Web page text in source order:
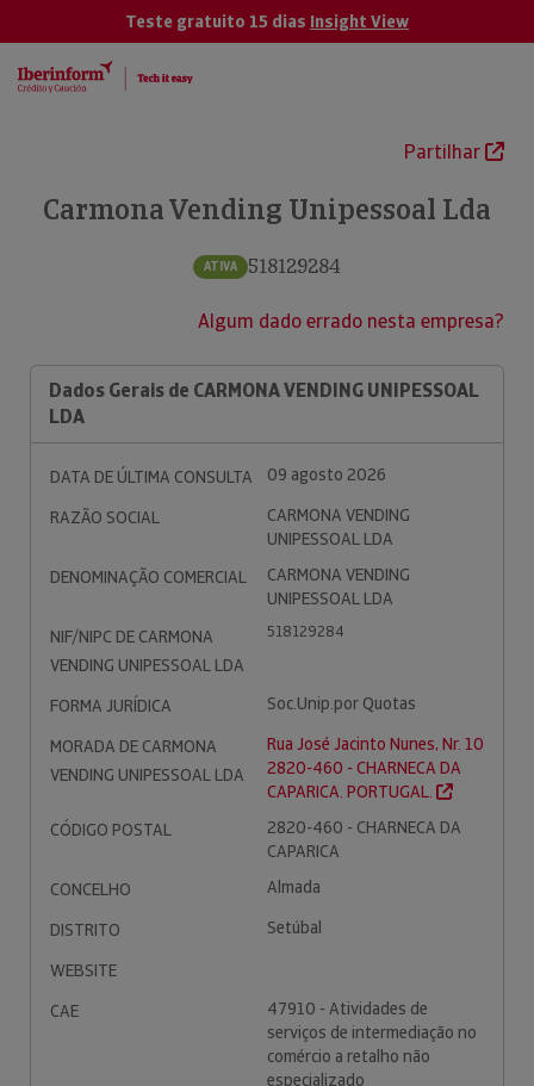
Teste gratuito 15 dias Insight View
Partilhar
Carmona Vending Unipessoal Lda
ATIVA 518129284
Algum dado errado nesta empresa?
Dados Gerais de CARMONA VENDING UNIPESSOAL
LDA
DATA DE ÚLTIMA CONSULTA
09 agosto 2026
RAZÃO SOCIAL
CARMONA VENDING
UNIPESSOAL LDA
DENOMINAÇÃO COMERCIAL
CARMONA VENDING
UNIPESSOAL LDA
NIF/NIPC DE CARMONA
VENDING UNIPESSOAL LDA
518129284
FORMA JURÍDICA
Soc.Unip.por Quotas
MORADA DE CARMONA
VENDING UNIPESSOAL LDA
Rua José Jacinto Nunes, Nr. 10
2820-460 - CHARNECA DA
CAPARICA. PORTUGAL.
CÓDIGO POSTAL
2820-460 - CHARNECA DA
CAPARICA
CONCELHO
Almada
DISTRITO
Setúbal
WEBSITE
CAE
47910 - Atividades de
serviços de intermediação no
comércio a retalho não
especializado